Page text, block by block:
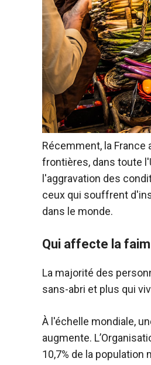
Récemment, la
frontières, dans toute
l'aggravation des
ceux qui souffrent
dans le monde.
Qui affecte la
La majorité des
sans-abri et plus qui
À l'échelle mondiale,
augmente.
10,7% de la